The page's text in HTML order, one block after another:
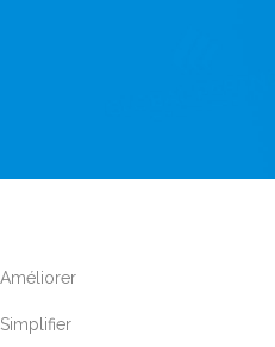
Améliorer
Simplifier